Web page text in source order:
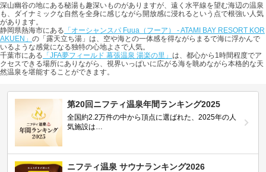
深山幽谷の地にある秘湯も趣深いものがありますが、遠く水平線を望む海辺の温泉
も、ダイナミックな自然を全身に感じながら開放感に浸れるという点で根強い人気
があります。
静岡県熱海市にある 「オーシャンスパ Fuua（フーア） - ATAMI BAY RESORT KOR
AKUEN」 の「露天立ち湯」は、空や海との一体感を得ながらまるで海に浮かんで
いるような感覚になる独特の心地よさで人気。
千葉市にある 「JFA夢フィールド 幕張温泉 湯楽の里」 は、都心から1時間程度でア
クセスできる場所にありながら、視界いっぱいに広がる海を眺めながら本格的な天
然温泉を堪能することができます。
第20回ニフティ温泉年間ランキング2025
全国約2.2万件の中から頂点に選ばれた、2025年の人
気施設は…
ニフティ温泉 サウナランキング2026